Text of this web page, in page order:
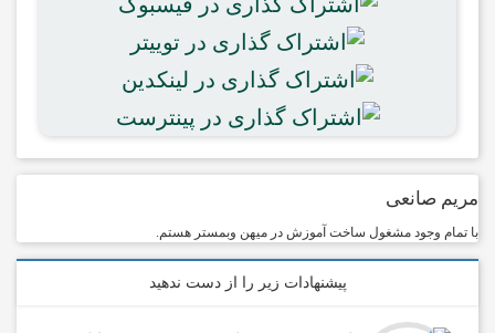
مریم صانعی
با تمام وجود مشغول ساخت آموزش در میهن وبمستر هستم.
پیشنهادات زیر را از دست ندهید